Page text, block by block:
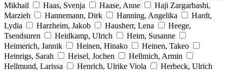
Mikhail
Haas, Svenja Haase, Anne
Haji Zargarbashi,
Marzieh
Hannemann, Dirk Hanning, Angelika
Hardt,
Lydia
Harzheim, Jakob Hausherr, Lena
Heege,
Tsendsuren
Heidkamp, Ulrich
Heim, Susanne
Heimerich, Jannik
Heinen, Hinako
Heinen, Takeo
Heinrigs, Sarah
Heisel, Jochen
Hellmich, Armin
Hellmund, Larissa
Henrich, Ulrike Viola
Herbeck, Ulrich